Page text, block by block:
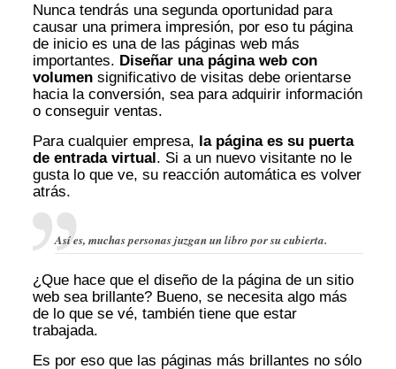
Nunca tendrás una segunda oportunidad para
causar una primera impresión, por eso tu página
de inicio es una de las páginas web más
importantes. Diseñar una página web con
volumensignificativo de visitas debe orientarse
hacia la conversión, sea para adquirir información
o conseguir ventas.
Para cualquier empresa, la página es su puerta
de entrada virtual. Si a un nuevo visitante no le
gusta lo que ve, su reacción automática es volver
atrás.
Así es, muchas personas juzgan un libro por su cubierta.
¿Que hace que el diseño de la página de un sitio
web sea brillante? Bueno, se necesita algo más
de lo que se vé, también tiene que estar
trabajada.
Es por eso que las páginas más brillantes no sólo